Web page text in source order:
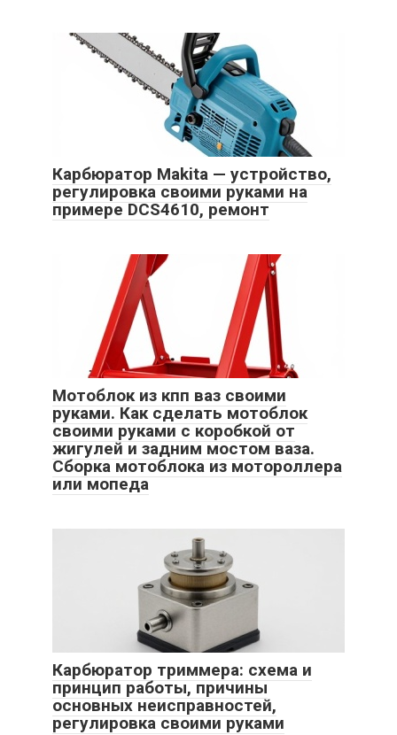
Карбюратор Makita — устройство,
регулировка своими руками на
примере DCS4610, ремонт
Мотоблок из кпп ваз своими
руками. Как сделать мотоблок
своими руками с коробкой от
жигулей и задним мостом ваза.
Сборка мотоблока из мотороллера
или мопеда
Карбюратор триммера: схема и
принцип работы, причины
основных неисправностей,
регулировка своими руками